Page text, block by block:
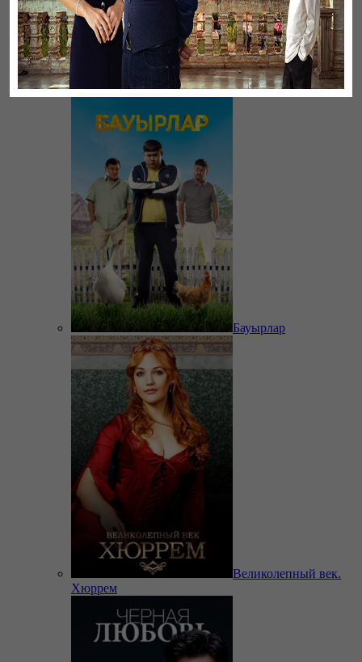
Листопад
Бауырлар
Великолепный век.
Хюррем